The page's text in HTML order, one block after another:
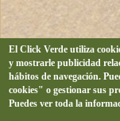
El Click Verde utiliza
y mostrarle publicidad
hábitos de navegación.
cookies" o gestionar sus
Puedes ver toda la